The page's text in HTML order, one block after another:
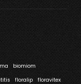
biomiom
floralip
floravitex